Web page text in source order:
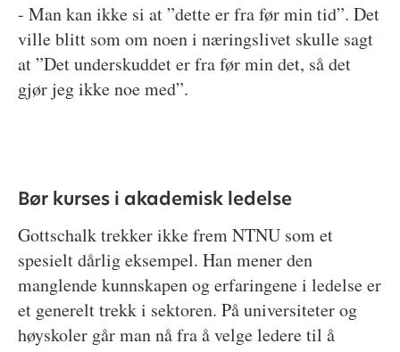
- Man kan ikke si at ”dette er fra før min tid”. Det
ville blitt som om noen i næringslivet skulle sagt
at ”Det underskuddet er fra før min det, så det
gjør jeg ikke noe med”.
Bør kurses i akademisk ledelse
Gottschalk trekker ikke frem NTNU som et
spesielt dårlig eksempel. Han mener den
manglende kunnskapen og erfaringene i ledelse er
et generelt trekk i sektoren. På universiteter og
høyskoler går man nå fra å velge ledere til å